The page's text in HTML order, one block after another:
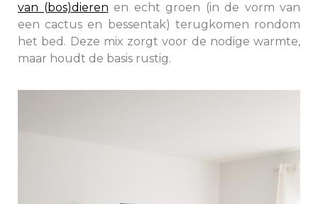
van (bos)dieren en echt groen (in de vorm van
een cactus en bessentak) terugkomen rondom
het bed. Deze mix zorgt voor de nodige warmte,
maar houdt de basis rustig.